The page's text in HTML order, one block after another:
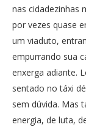
nas cidadezinhas
por vezes quase
um viaduto,
empurrando sua
enxerga adiante.
sentado no táxi
sem dúvida. Mas
energia, de luta,